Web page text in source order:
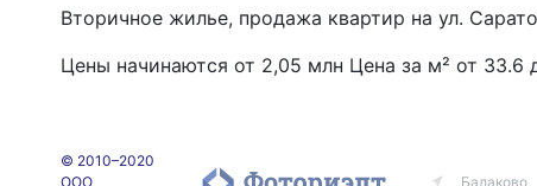
Вторичное жилье, продажа квартир на ул.
Цены начинаются от 2,05 млн Цена за м² от 33.6
© 2010–2020
ООО
Балаково